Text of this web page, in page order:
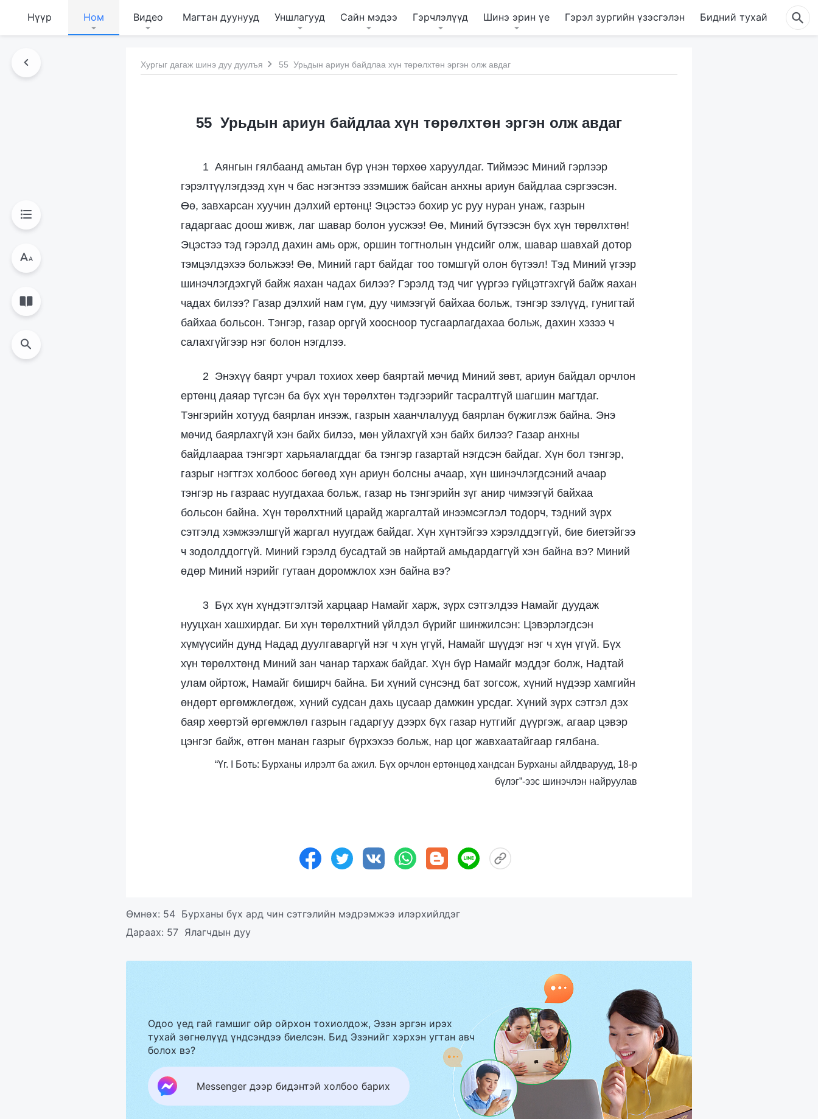
Нүүр Ном Видео Магтан дуунууд Уншлагууд Сайн мэдээ Гэрчлэлүүд Шинэ эрин үе Гэрэл зургийн үзэсгэлэн Бидний тухай
Хургыг дагаж шинэ дуу дуулъя 55 Урьдын ариун байдлаа хүн төрөлхтөн эргэн олж авдаг
55 Урьдын ариун байдлаа хүн төрөлхтөн эргэн олж авдаг
1 Аянгын гялбаанд амьтан бүр үнэн төрхөө харуулдаг. Тиймээс Миний гэрлээр
гэрэлтүүлэгдээд хүн ч бас нэгэнтээ эзэмшиж байсан анхны ариун байдлаа сэргээсэн.
Өө, завхарсан хуучин дэлхий ертөнц! Эцэстээ бохир ус руу нуран унаж, газрын
гадаргаас доош живж, лаг шавар болон уусжээ! Өө, Миний бүтээсэн бүх хүн төрөлхтөн!
Эцэстээ тэд гэрэлд дахин амь орж, оршин тогтнолын үндсийг олж, шавар шавхай дотор
тэмцэлдэхээ больжээ! Өө, Миний гарт байдаг тоо томшгүй олон бүтээл! Тэд Миний үгээр
шинэчлэгдэхгүй байж яахан чадах билээ? Гэрэлд тэд чиг үүргээ гүйцэтгэхгүй байж яахан
чадах билээ? Газар дэлхий нам гүм, дуу чимээгүй байхаа больж, тэнгэр зэлүүд, гунигтай
байхаа больсон. Тэнгэр, газар оргүй хоосноор тусгаарлагдахаа больж, дахин хэзээ ч
салахгүйгээр нэг болон нэгдлээ.
2 Энэхүү баярт учрал тохиох хөөр баяртай мөчид Миний зөвт, ариун байдал орчлон
ертөнц даяар түгсэн ба бүх хүн төрөлхтөн тэдгээрийг тасралтгүй шагшин магтдаг.
Тэнгэрийн хотууд баярлан инээж, газрын хаанчлалууд баярлан бүжиглэж байна. Энэ
мөчид баярлахгүй хэн байх билээ, мөн уйлахгүй хэн байх билээ? Газар анхны
байдлаараа тэнгэрт харьяалагддаг ба тэнгэр газартай нэгдсэн байдаг. Хүн бол тэнгэр,
газрыг нэгтгэх холбоос бөгөөд хүн ариун болсны ачаар, хүн шинэчлэгдсэний ачаар
тэнгэр нь газраас нуугдахаа больж, газар нь тэнгэрийн зүг анир чимээгүй байхаа
больсон байна. Хүн төрөлхтний царайд жаргалтай инээмсэглэл тодорч, тэдний зүрх
сэтгэлд хэмжээлшгүй жаргал нуугдаж байдаг. Хүн хүнтэйгээ хэрэлддэггүй, бие биетэйгээ
ч зодолддоггүй. Миний гэрэлд бусадтай эв найртай амьдардаггүй хэн байна вэ? Миний
өдөр Миний нэрийг гутаан доромжлох хэн байна вэ?
3 Бүх хүн хүндэтгэлтэй харцаар Намайг харж, зүрх сэтгэлдээ Намайг дуудаж
нууцхан хашхирдаг. Би хүн төрөлхтний үйлдэл бүрийг шинжилсэн: Цэвэрлэгдсэн
хүмүүсийн дунд Надад дуулгаваргүй нэг ч хүн үгүй, Намайг шүүдэг нэг ч хүн үгүй. Бүх
хүн төрөлхтөнд Миний зан чанар тархаж байдаг. Хүн бүр Намайг мэддэг болж, Надтай
улам ойртож, Намайг биширч байна. Би хүний сүнсэнд бат зогсож, хүний нүдээр хамгийн
өндөрт өргөмжлөгдөж, хүний судсан дахь цусаар дамжин урсдаг. Хүний зүрх сэтгэл дэх
баяр хөөртэй өргөмжлөл газрын гадаргуу дээрх бүх газар нутгийг дүүргэж, агаар цэвэр
цэнгэг байж, өтгөн манан газрыг бүрхэхээ больж, нар цог жавхаатайгаар гялбана.
“Үг. I Боть: Бурханы илрэлт ба ажил. Бүх орчлон ертөнцөд хандсан Бурханы айлдварууд, 18-р
бүлэг”-ээс шинэчлэн найруулав
Өмнөх: 54 Бурханы бүх ард чин сэтгэлийн мэдрэмжээ илэрхийлдэг
Дараах: 57 Ялагчдын дуу
Одоо үед гай гамшиг ойр ойрхон тохиолдож, Эзэн эргэн ирэх
тухай зөгнөлүүд үндсэндээ биелсэн. Бид Эзэнийг хэрхэн угтан авч
болох вэ?
Messenger дээр бидэнтэй холбоо барих